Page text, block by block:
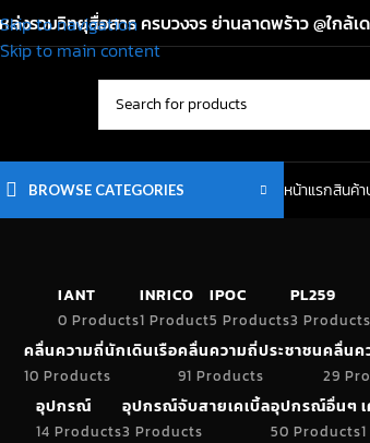
Skip to navigation
Skip to main content
ล่งรวมวิทยุสื่อสาร ครบวงจร ย่านลาดพร้าว @ใกล้เ
BROWSE CATEGORIES หน้าแรกสินค้า
IANT
0 Products
INRICO
1 Product
IPOC
5 Products
PL259
3 Products
คลื่นความถี่นักเดินเรือ
10 Products
คลื่นความถี่ประชาชน
91 Products
คลื่นค
29
อุปกรณ์
14 Products
อุปกรณ์จับสายเคเบิ้ล
3 Products
อุปกรณ์อื่นๆ
50 Products